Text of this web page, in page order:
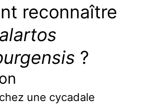
reconnaître
?
une cycadale